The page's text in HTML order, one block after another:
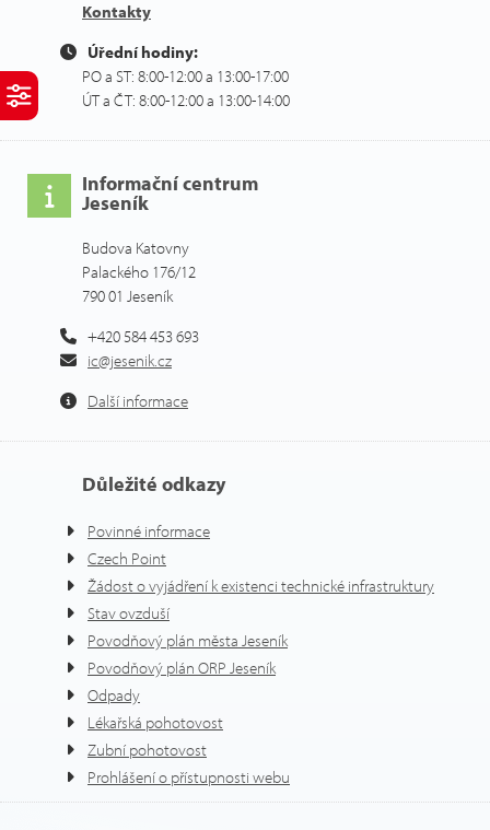
Kontakty
Úřední hodiny:
PO a ST: 8:00-12:00 a 13:00-17:00
ÚT a ČT: 8:00-12:00 a 13:00-14:00
Informační centrum
Jeseník
Budova Katovny
Palackého 176/12
790 01 Jeseník
+420 584 453 693
ic@jesenik.cz
Další informace
Důležité odkazy
Povinné informace
Czech Point
Žádost o vyjádření k existenci technické infrastruktury
Stav ovzduší
Povodňový plán města Jeseník
Povodňový plán ORP Jeseník
Odpady
Lékařská pohotovost
Zubní pohotovost
Prohlášení o přístupnosti webu